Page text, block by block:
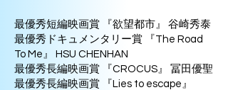
最優秀短編映画賞 『欲望都市』 谷崎秀泰
最優秀ドキュメンタリー賞 『The Road
To Me』 HSU CHENHAN
最優秀長編映画賞 『CROCUS』 冨田優聖
最優秀長編映画賞 『Lies to escape』